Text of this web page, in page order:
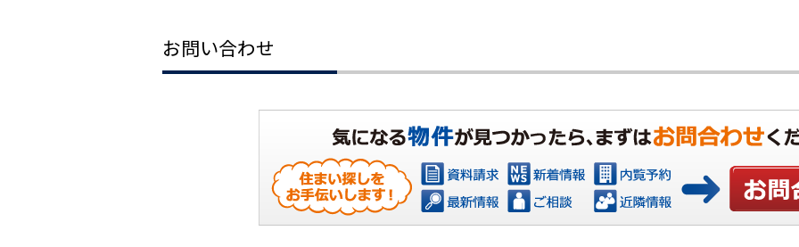
お問い合わせ
お問い合